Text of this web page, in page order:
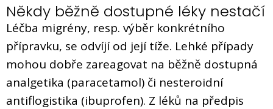
Někdy běžně dostupné léky nestačí
Léčba migrény, resp. výběr konkrétního
přípravku, se odvíjí od její tíže. Lehké případy
mohou dobře zareagovat na běžně dostupná
analgetika (paracetamol) či nesteroidní
antiflogistika (ibuprofen). Z léků na předpis